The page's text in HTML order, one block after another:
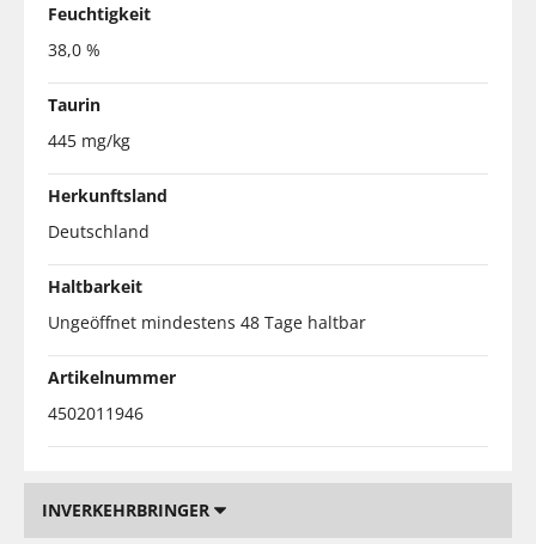
Feuchtigkeit
38,0 %
Taurin
445 mg/kg
Herkunftsland
Deutschland
Haltbarkeit
Ungeöffnet mindestens 48 Tage haltbar
Artikelnummer
4502011946
INVERKEHRBRINGER